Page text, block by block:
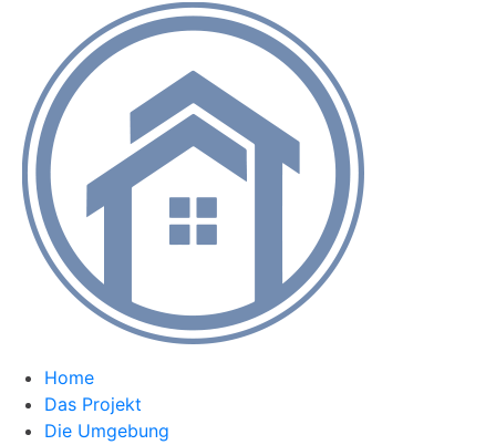
Home
Das Projekt
Die Umgebung